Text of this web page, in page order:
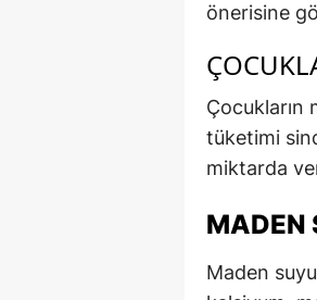
önerisine
Çocukların
tüketimi
miktarda
MADEN
Maden